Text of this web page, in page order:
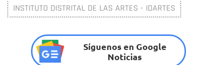
INSTITUTO DISTRITAL DE LAS ARTES - IDARTES
Síguenos en Google
Noticias